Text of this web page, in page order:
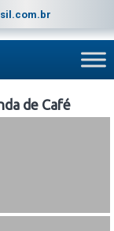
de Café